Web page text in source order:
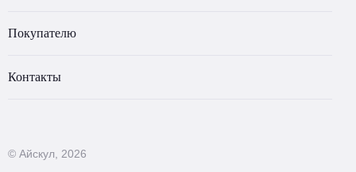
Покупателю
Контакты
© Айскул, 2026